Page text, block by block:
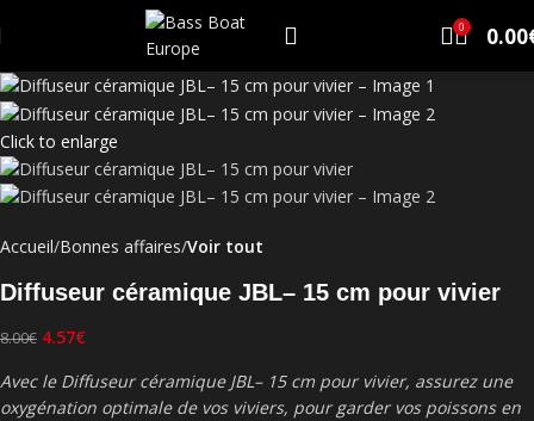
0 0.00
Click to enlarge
Accueil Bonnes affaires Voir tout
Diffuseur céramique JBL– 15 cm pour vivier
8.00€ 4.57€
Avec le Diffuseur céramique JBL– 15 cm pour vivier, assurez une
oxygénation optimale de vos viviers, pour garder vos poissons en